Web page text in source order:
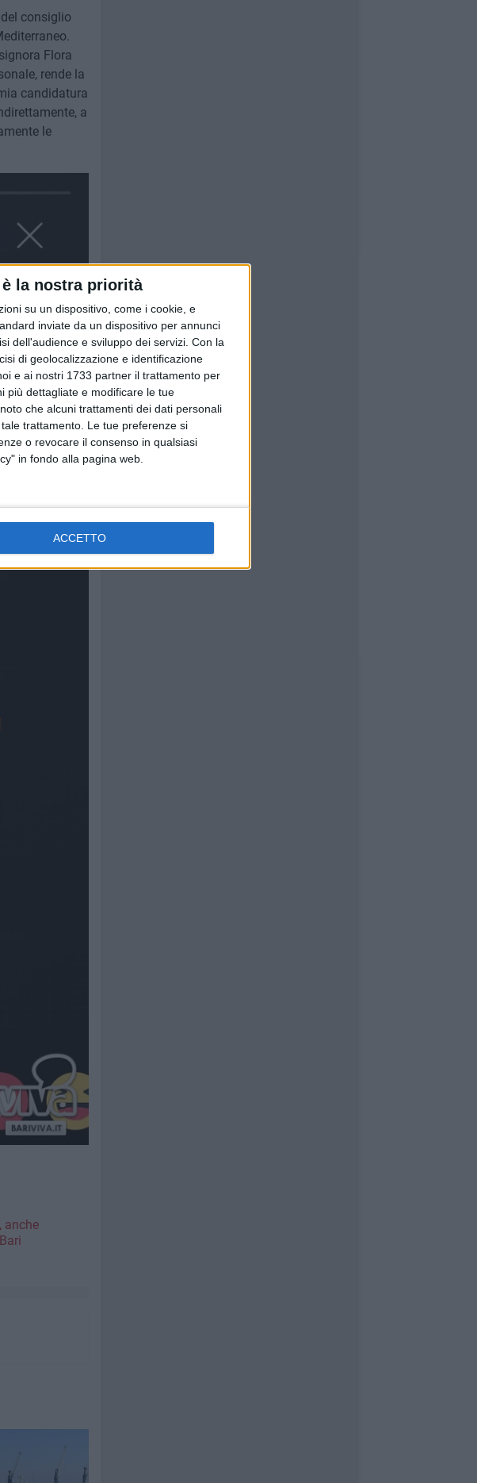
la nostra priorità
su un dispositivo, come i cookie, e
inviate da un dispositivo per annunci
dell'audience e sviluppo dei servizi. Con la
di geolocalizzazione e identificazione
e ai nostri 1733 partner il trattamento per
più dettagliate e modificare le tue
che alcuni trattamenti dei dati personali
trattamento. Le tue preferenze si
o revocare il consenso in qualsiasi
in fondo alla pagina web.
ACCETTO
consiglio
Flora
rende la
candidatura
a
le
anche